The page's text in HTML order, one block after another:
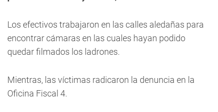
Los efectivos trabajaron en las calles aledañas para
encontrar cámaras en las cuales hayan podido
quedar filmados los ladrones.
Mientras, las víctimas radicaron la denuncia en la
Oficina Fiscal 4.